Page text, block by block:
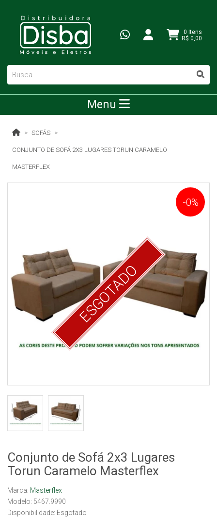
0 Itens
R$ 0,00
Menu
SOFÁS
CONJUNTO DE SOFÁ 2X3 LUGARES TORUN CARAMELO
MASTERFLEX
ESGOTADO
-0%
Conjunto de Sofá 2x3 Lugares
Torun Caramelo Masterflex
Marca: Masterflex
Modelo: 5467.9990
Disponibilidade: Esgotado